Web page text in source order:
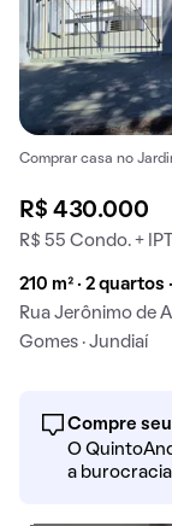
Comprar casa no
R$ 430.000
R$ 55 Condo. +
210 m² · 2 quartos
Rua Jerônimo de
Gomes · Jundiaí
Compre
O
a